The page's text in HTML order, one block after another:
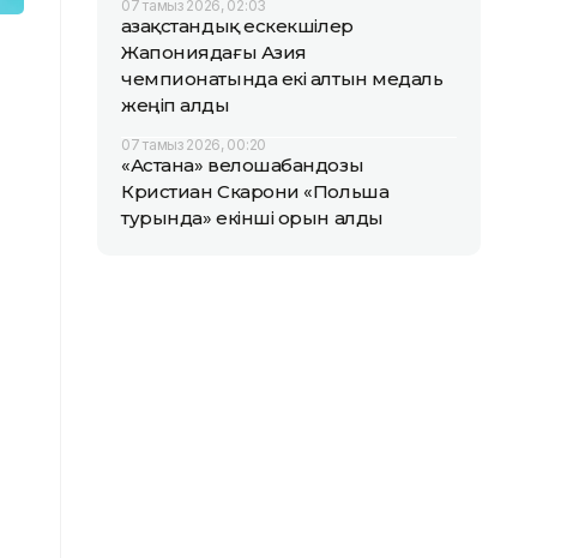
07 тамыз 2026, 02:03
Қазақстандық ескекшілер
Жапониядағы Азия
чемпионатында екі алтын медаль
жеңіп алды
07 тамыз 2026, 00:20
«Астана» велошабандозы
Кристиан Скарони «Польша
турында» екінші орын алды